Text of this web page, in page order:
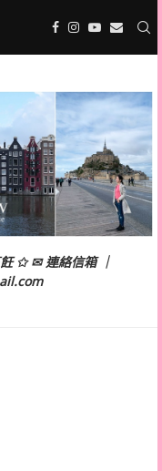
✩ ✉ 連絡信箱 ｜